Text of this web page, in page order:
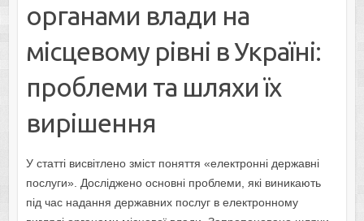
органами влади на
місцевому рівні в Україні:
проблеми та шляхи їх
вирішення
У статті висвітлено зміст поняття «електронні державні
послуги». Досліджено основні проблеми, які виникають
під час надання державних послуг в електронному